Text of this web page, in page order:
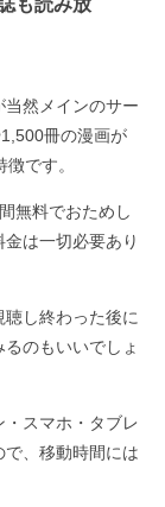
然メインのサー
冊の漫画が
です。
無料でおためし
は一切必要あり
し終わった後に
のもいいでしょ
スマホ・タブレ
、移動時間には